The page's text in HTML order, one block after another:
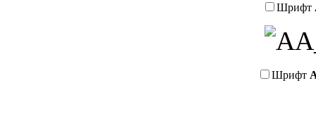
Шрифт
Шрифт